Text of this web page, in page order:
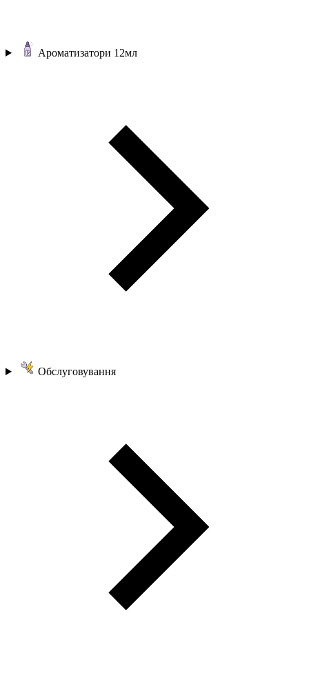
Ароматизатори 12мл
Обслуговування